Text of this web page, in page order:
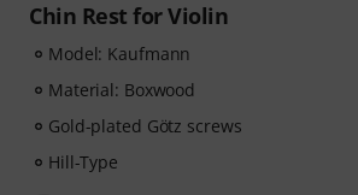
Chin Rest for Violin
Model: Kaufmann
Material: Boxwood
Gold-plated Götz screws
Hill-Type